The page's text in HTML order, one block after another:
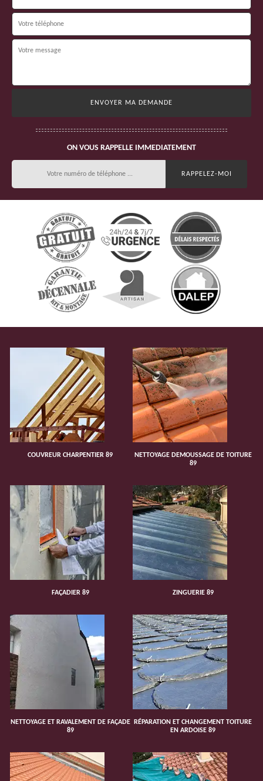
ON VOUS RAPPELLE IMMEDIATEMENT
COUVREUR CHARPENTIER 89
NETTOYAGE DEMOUSSAGE DE TOITURE
89
FAÇADIER 89 ZINGUERIE 89
NETTOYAGE ET RAVALEMENT DE FAÇADE
89
RÉPARATION ET CHANGEMENT TOITURE
EN ARDOISE 89